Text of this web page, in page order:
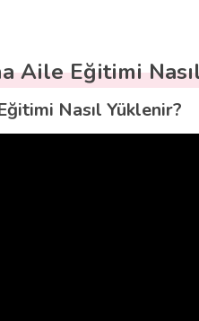
Aile Eğitimi
Nasıl Yüklenir?